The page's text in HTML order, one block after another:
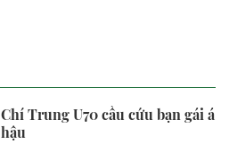
Chí Trung U70 cầu cứu bạn gái á
hậu